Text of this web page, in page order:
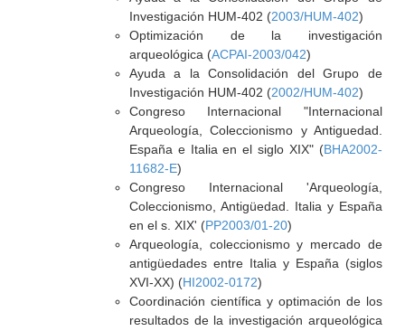
Investigación HUM-402 (2003/HUM-402)
Optimización de la investigación
arqueológica (ACPAI-2003/042)
Ayuda a la Consolidación del Grupo de
Investigación HUM-402 (2002/HUM-402)
Congreso Internacional "Internacional
Arqueología, Coleccionismo y Antiguedad.
España e Italia en el siglo XIX" (BHA2002-
11682-E)
Congreso Internacional 'Arqueología,
Coleccionismo, Antigüedad. Italia y España
en el s. XIX' (PP2003/01-20)
Arqueología, coleccionismo y mercado de
antigüedades entre Italia y España (siglos
XVI-XX) (HI2002-0172)
Coordinación científica y optimación de los
resultados de la investigación arqueológica